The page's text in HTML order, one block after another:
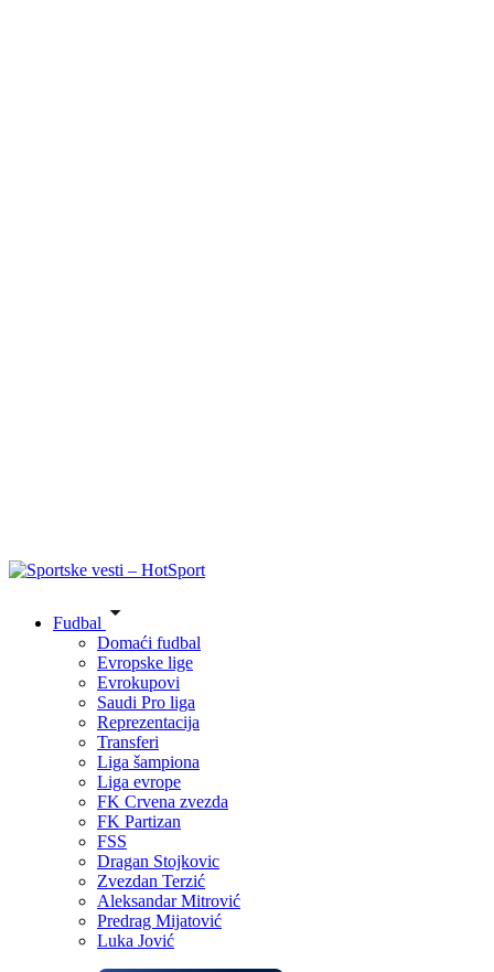
Fudbal
Domaći fudbal
Evropske lige
Evrokupovi
Saudi Pro liga
Reprezentacija
Transferi
Liga šampiona
Liga evrope
FK Crvena zvezda
FK Partizan
FSS
Dragan Stojkovic
Zvezdan Terzić
Aleksandar Mitrović
Predrag Mijatović
Luka Jović